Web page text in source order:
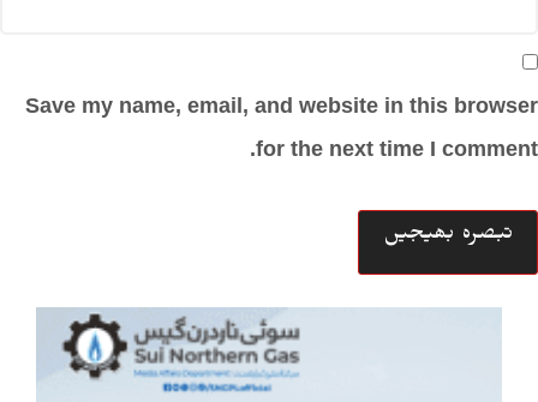
Save my name, email, and website in this browser
for the next time I comment.